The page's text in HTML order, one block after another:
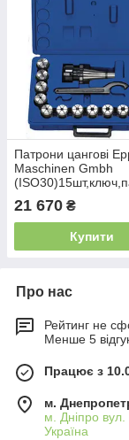
Патрони цангові
Maschinen Gmbh
21 670 ₴
Купити
Про нас
Рейтинг не
Менше 5
Працює з
м.
м. Дніпро вул.
Україна